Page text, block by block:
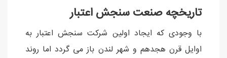
تاریخچه صنعت سنجش اعتبار
با وجودی که ایجاد اولین شرکت سنجش اعتبار به
اوایل قرن هجدهم و شهر لندن باز می گردد اما روند